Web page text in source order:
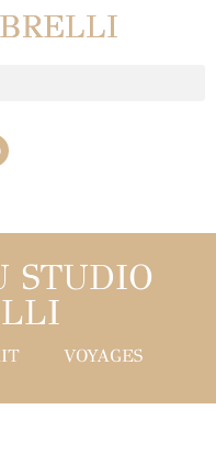
STUDIO
VOYAGES